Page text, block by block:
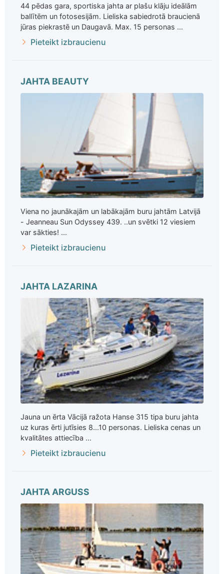
44 pēdas gara, sportiska jahta ar plašu klāju ideālām
ballītēm un fotosesijām. Lieliska sabiedrotā braucienā
jūras piekrastē un Daugavā. Max. 15 personas ...
Pieteikt izbraucienu
JAHTA BEAUTY
Viena no jaunākajām un labākajām buru jahtām Latvijā
- Jeanneau Sun Odyssey 439. ..un svētki 12 viesiem
var sākties! ...
Pieteikt izbraucienu
JAHTA LAZARINA
Jauna un ērta Vācijā ražota Hanse 315 tipa buru jahta
uz kuras ērti jutīsies 8...10 personas. Lieliska cenas un
kvalitātes attiecība ...
Pieteikt izbraucienu
JAHTA ARGUSS